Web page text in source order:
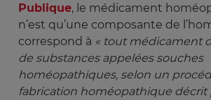
Publique, le médicament
n’est qu’une composante de
correspond à « tout médicament
de substances appelées souches
homéopathiques, selon un
fabrication homéopathique décrit